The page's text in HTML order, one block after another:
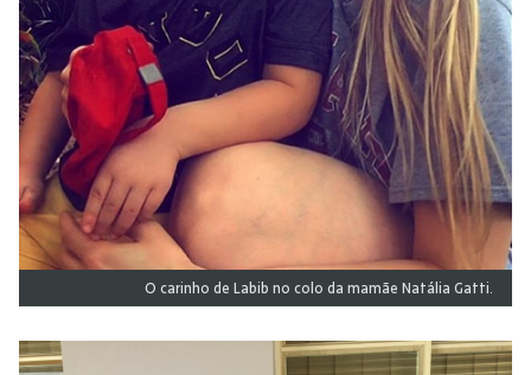
O carinho de Labib no colo da mamãe Natália Gatti.